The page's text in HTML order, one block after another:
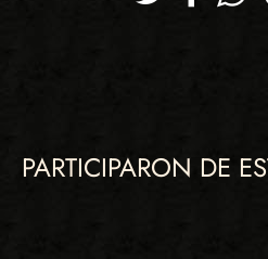
PARTICIPARON DE